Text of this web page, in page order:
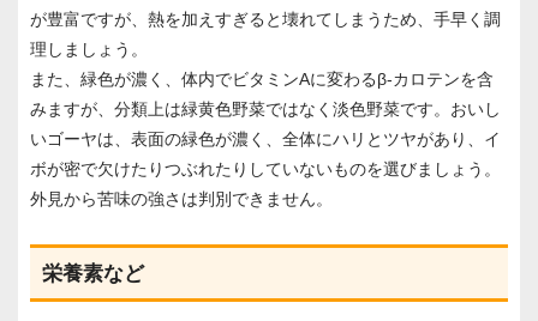
が豊富ですが、熱を加えすぎると壊れてしまうため、手早く調
理しましょう。
また、緑色が濃く、体内でビタミンAに変わるβ-カロテンを含
みますが、分類上は緑黄色野菜ではなく淡色野菜です。おいし
いゴーヤは、表面の緑色が濃く、全体にハリとツヤがあり、イ
ボが密で欠けたりつぶれたりしていないものを選びましょう。
外見から苦味の強さは判別できません。
栄養素など